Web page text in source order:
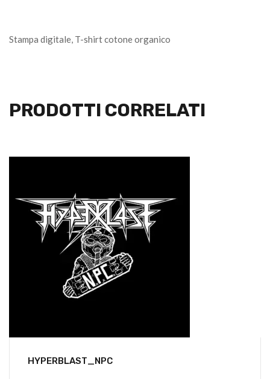
Stampa digitale, T-shirt cotone organico
PRODOTTI CORRELATI
HYPERBLAST_NPC